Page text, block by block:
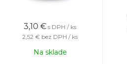
3,10 € s DPH / ks
2,52 € bez DPH / ks
Na sklade